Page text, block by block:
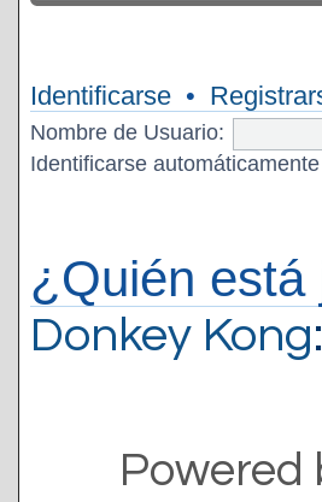
Identificarse •
Nombre de Usuario:
Identificarse
¿Quién está
Donkey Kong